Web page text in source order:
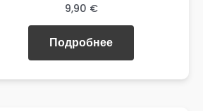
9,90 €
Подробнее